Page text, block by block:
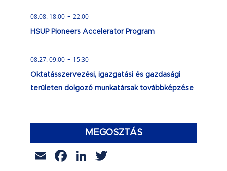
08.08. 18:00 - 22:00
HSUP Pioneers Accelerator Program
08.27. 09:00 - 15:30
Oktatásszervezési, igazgatási és gazdasági
területen dolgozó munkatársak továbbképzése
MEGOSZTÁS
EmailFacebook
LinkedIn